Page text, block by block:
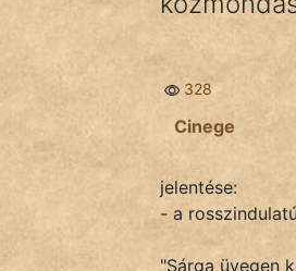
328
Cinege
jelentése:
- a
"Sárga üvegen